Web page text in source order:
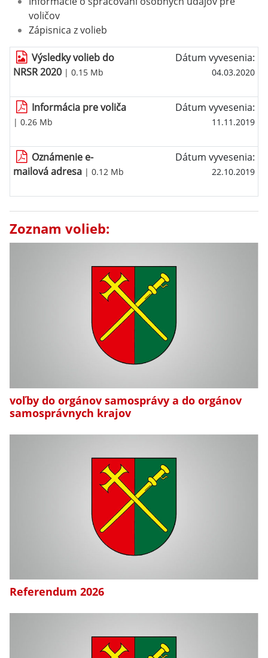
voličov
Zápisnica z volieb
Výsledky volieb do
NRSR 2020 | 0.15 Mb
Dátum vyvesenia:
04.03.2020
Informácia pre voliča
| 0.26 Mb
Dátum vyvesenia:
11.11.2019
Oznámenie e-
mailová adresa | 0.12 Mb
Dátum vyvesenia:
22.10.2019
Zoznam volieb:
voľby do orgánov samosprávy a do orgánov
samosprávnych krajov
Referendum 2026